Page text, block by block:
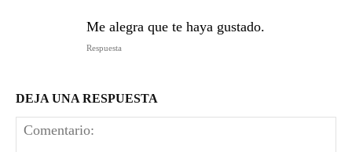
Me alegra que te haya gustado.
Respuesta
DEJA UNA RESPUESTA